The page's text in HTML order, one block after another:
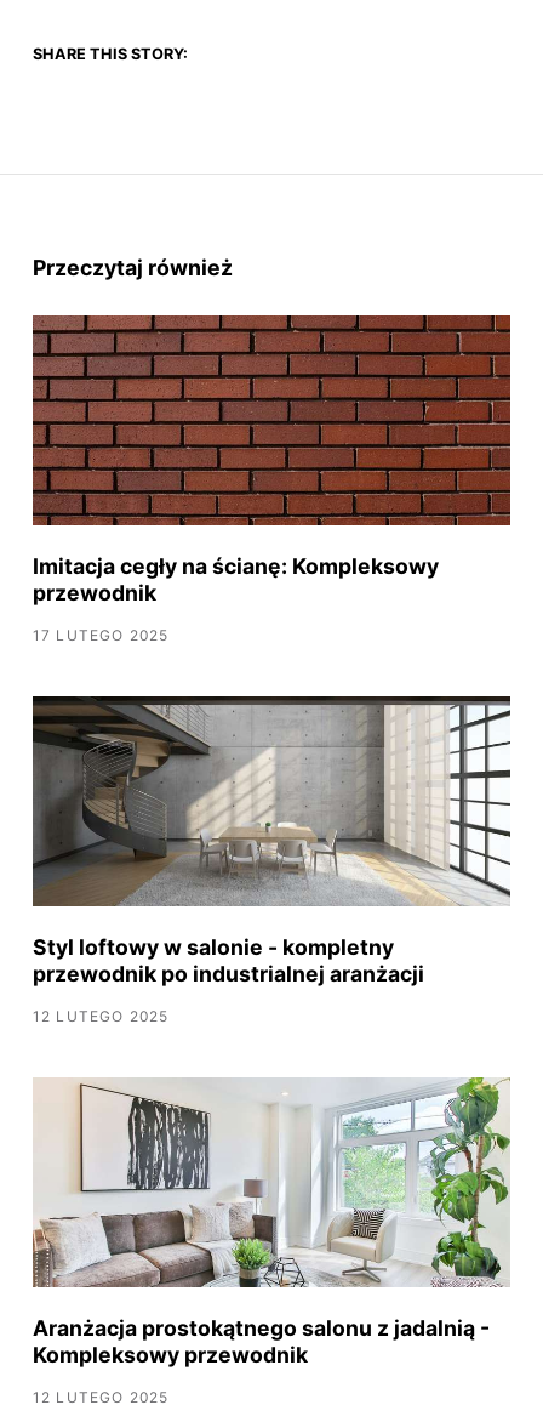
SHARE THIS STORY:
Przeczytaj również
Imitacja cegły na ścianę: Kompleksowy
przewodnik
17 LUTEGO 2025
Styl loftowy w salonie - kompletny
przewodnik po industrialnej aranżacji
12 LUTEGO 2025
Aranżacja prostokątnego salonu z jadalnią -
Kompleksowy przewodnik
12 LUTEGO 2025